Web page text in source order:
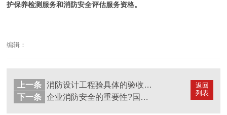
护保养检测服务和消防安全评估服务资格。
编辑：
返回
列表
上一条
消防设计工程验具体的验收条件?--国晋消防
下一条
企业消防安全的重要性?国晋消防讲解